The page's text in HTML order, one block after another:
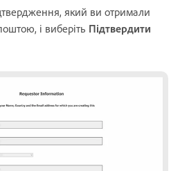
який ви отримали
і виберіть Підтвердити